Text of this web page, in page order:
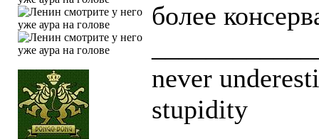
более
never
stupidity